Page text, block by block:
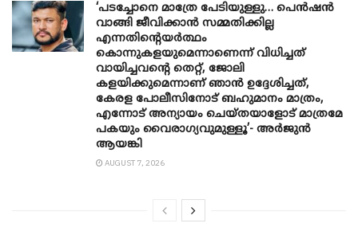
‘പടച്ചോനെ മാത്രേ പേടിയുള്ളു… പെൻഷൻ
വാങ്ങി ജീവിക്കാൻ സമ്മതിക്കില്ല
എന്നതിന്റെയർത്ഥം
കൊന്നുകളയുമെന്നാണെന്ന് വിധിച്ചത്
വായിച്ചവന്റെ തെറ്റ്, ജോലി
കളയിക്കുമെന്നാണ് ഞാൻ ഉദ്ദേശിച്ചത്,
കേരള പോലീസിനോട് ബഹുമാനം മാത്രം,
എന്നോട് അന്യായം ചെയ്തയാളോട് മാത്രമേ
പകയും വൈരാഗ്യവുമുള്ളൂ’- അർജുൻ
ആയങ്കി
AUGUST 7, 2026